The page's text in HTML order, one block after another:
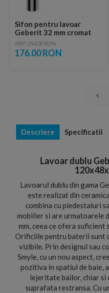
Sifon pentru lavoar
Geberit 32 mm cromat
PRP: 254.00 RON
176.00 RON
Descriere Specificatii
Lavoar dublu
Lavoarul dublu din gama
este realizat din
combina cu piedestaluri
mobilier si are urmatoarele
mm, ceea ce ofera
Orificiile pentru baterii sunt
vizibile. Prin designul sau
Smyle, cu un nou aspect,
pozitiva in spatiul de baie,
lejeritate bailor, chiar si
suprafata restransa. Cu